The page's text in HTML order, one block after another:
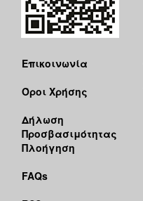
Επικοινωνία
Όροι Χρήσης
Δήλωση
Προσβασιμότητας
Πλοήγηση
FAQs